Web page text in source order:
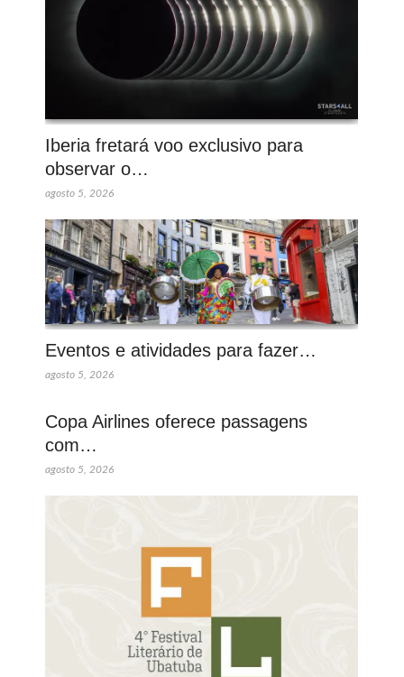
Iberia fretará voo exclusivo para
observar o…
agosto 5, 2026
Eventos e atividades para fazer…
agosto 5, 2026
Copa Airlines oferece passagens
com…
agosto 5, 2026